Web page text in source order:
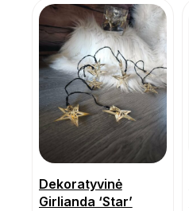
Dekoratyvinė
Girlianda ‘Star’